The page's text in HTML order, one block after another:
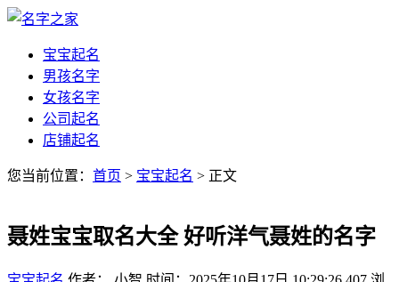
宝宝起名
男孩名字
女孩名字
公司起名
店铺起名
您当前位置： 首页 > 宝宝起名 > 正文
聂姓宝宝取名大全 好听洋气聂姓的名字